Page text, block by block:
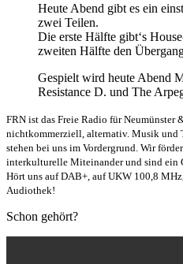
Heute Abend gibt es ein
zwei Teilen.
Die erste Hälfte gibt‘s
zweiten Hälfte den
Gespielt wird heute Abend
Resistance D. und The
FRN ist das Freie Radio für Neumünster
nichtkommerziell, alternativ. Musik und
stehen bei uns im Vordergrund. Wir
interkulturelle Miteinander und sind ein
Hört uns auf DAB+, auf UKW 100,8
Audiothek!
Schon gehört?